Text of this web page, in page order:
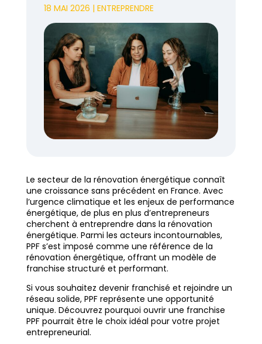
18 MAI 2026 | ENTREPRENDRE
Le secteur de la rénovation énergétique connaît
une croissance sans précédent en France. Avec
l’urgence climatique et les enjeux de performance
énergétique, de plus en plus d’entrepreneurs
cherchent à entreprendre dans la rénovation
énergétique. Parmi les acteurs incontournables,
PPF s’est imposé comme une référence de la
rénovation énergétique, offrant un modèle de
franchise structuré et performant.
Si vous souhaitez devenir franchisé et rejoindre un
réseau solide, PPF représente une opportunité
unique. Découvrez pourquoi ouvrir une franchise
PPF pourrait être le choix idéal pour votre projet
entrepreneurial.